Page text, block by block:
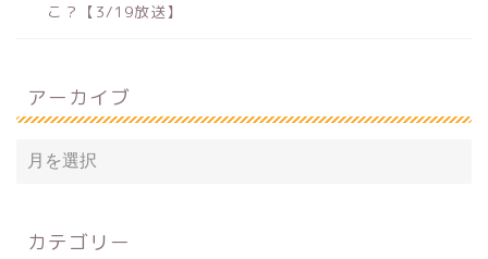
こ？【3/19放送】
アーカイブ
カテゴリー